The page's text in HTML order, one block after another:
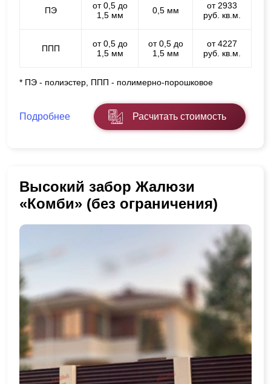
ПЭ
от 0,5 до
1,5 мм
0,5 мм
от 2933
руб. кв.м.
ППП
от 0,5 до
1,5 мм
от 0,5 до
1,5 мм
от 4227
руб. кв.м.
* ПЭ - полиэстер, ППП - полимерно-порошковое
Подробнее Расчитать стоимость
Высокий забор Жалюзи
«Комби» (без ограничения)